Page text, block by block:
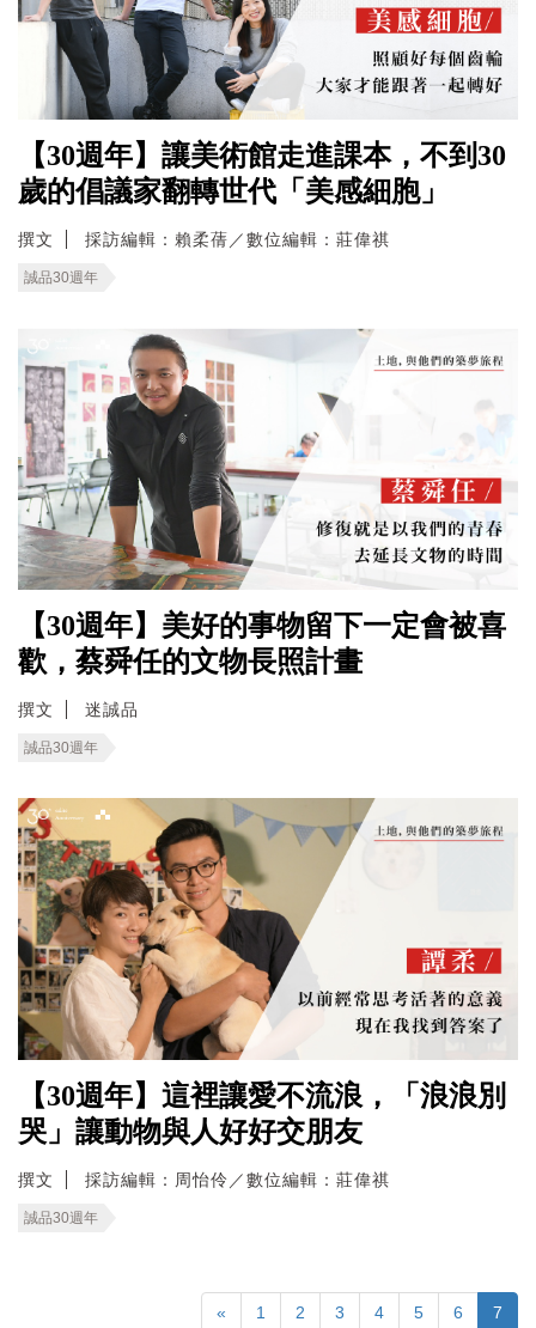
【30週年】讓美術館走進課本，不到30
歲的倡議家翻轉世代「美感細胞」
撰文 採訪編輯：賴柔蒨／數位編輯：莊偉祺
誠品30週年
【30週年】美好的事物留下一定會被喜
歡，蔡舜任的文物長照計畫
撰文 迷誠品
誠品30週年
【30週年】這裡讓愛不流浪，「浪浪別
哭」讓動物與人好好交朋友
撰文 採訪編輯：周怡伶／數位編輯：莊偉祺
誠品30週年
« 1 2 3 4 5 6 7